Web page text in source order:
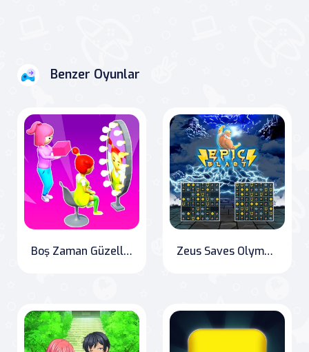
Benzer Oyunlar
Boş Zaman Güzellik Salonu İşletmecisi Zeus Saves Olympus: Epic Blast